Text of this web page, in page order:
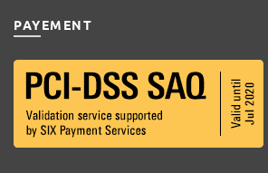
PAYEMENT